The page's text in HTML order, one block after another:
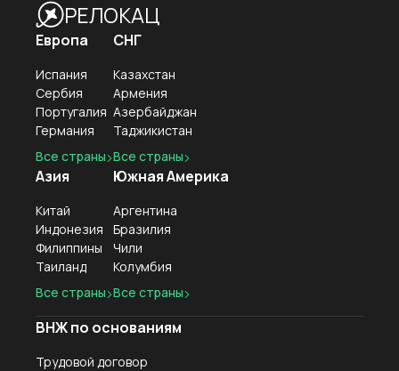
🌐 vmeste.info
РЕЛОКАЦ
Европа
Испания
Сербия
Португалия
Германия
Все страны
Азия
Китай
Индонезия
Филиппины
Таиланд
Все страны
СНГ
Казахстан
Армения
Азербайджан
Таджикистан
Все страны
Южная Америка
Аргентина
Бразилия
Чили
Колумбия
Все страны
ВНЖ по основаниям
Трудовой договор